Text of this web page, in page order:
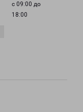
с 09:00 до
18:00